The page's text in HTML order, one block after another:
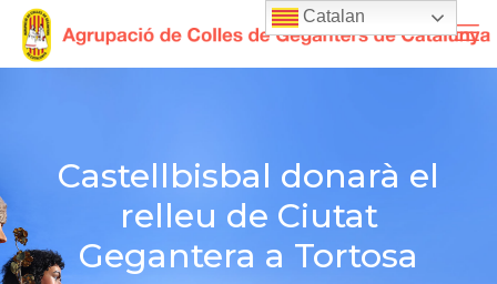
Castellbisbal donarà el
relleu de Ciutat
Gegantera a Tortosa
Catalan